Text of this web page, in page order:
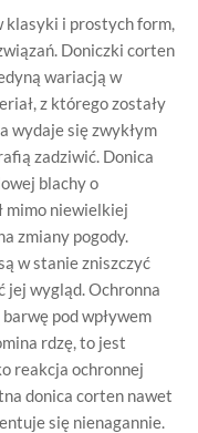
klasyki i prostych form,
Doniczki corten
wariacją w
z którego zostały
wydaje się zwykłym
zadziwić. Donica
blachy o
mimo niewielkiej
zmiany pogody.
w stanie zniszczyć
jej wygląd. Ochronna
pod wpływem
rdzę, to jest
reakcja ochronnej
donica corten nawet
się nienagannie.